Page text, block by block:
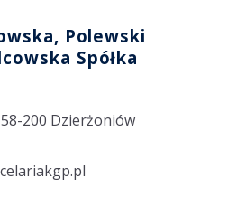
Polewski
Spółka
200 Dzierżoniów